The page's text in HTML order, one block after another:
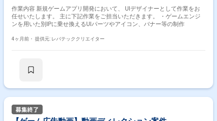
作業内容 新規ゲームアプリ開発において、 UIデザイナーとして作業をお
任せいたします。 主に下記作業をご担当いただきます。 ・ゲームエンジ
ンを用いた別IPに乗せ換えるUIパーツやアイコン、バナー等の制作
4ヶ月前・ 提供元: レバテッククリエイター
特徴で絞り込む
その他の条件で検索する